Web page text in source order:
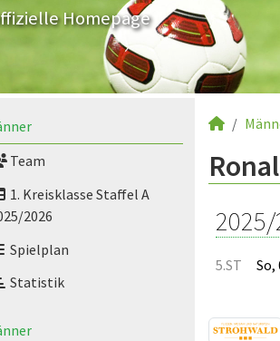
Homepage
Team
1. Kreisklasse Staffel A
2026
Spielplan
Statistik
5.ST So,